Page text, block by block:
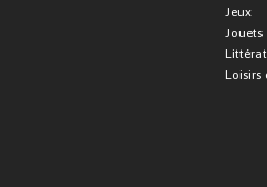
Jeux
Jouets
Loisirs